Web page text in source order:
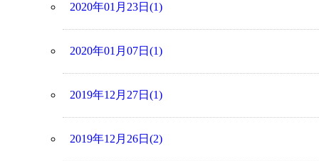
2020年01月23日(1)
2020年01月07日(1)
2019年12月27日(1)
2019年12月26日(2)